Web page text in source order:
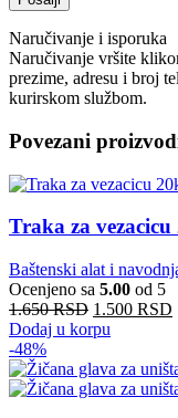
Naručivanje i isporuka
Naručivanje vršite
prezime, adresu i broj
kurirskom službom.
Povezani
Traka za
Baštenski alat i
Ocenjeno sa 5.00 od 5
1.650RSD 1.500 RSD
Dodaj u korpu
-48%